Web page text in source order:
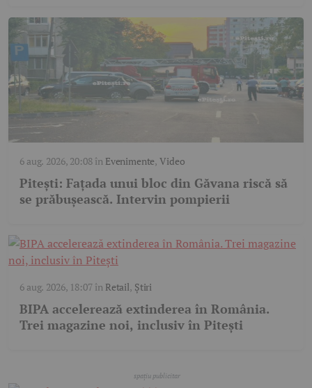
6 aug. 2026, 20:08în Evenimente,Video
Pitești: Fațada unui bloc din Găvana riscă să
se prăbușească. Intervin pompierii
6 aug. 2026, 18:07în Retail, Știri
BIPA accelerează extinderea în România.
Trei magazine noi, inclusiv în Pitești